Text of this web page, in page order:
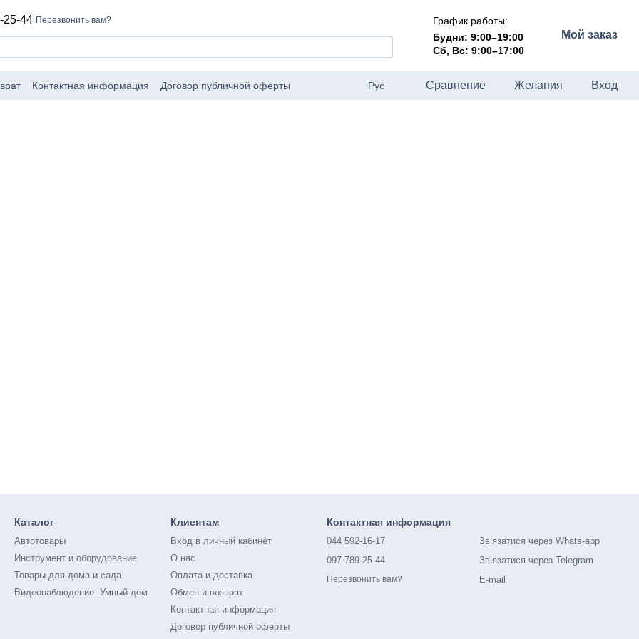
25-44 Перезвонить вам?
График работы:
Будни: 9:00–19:00
Сб, Вс: 9:00–17:00
Мой заказ
Контактная информация Договор публичной оферты Рус Сравнение Желания Вход
Каталог
Автотовары
Инструмент и оборудование
Товары для дома и сада
Видеонаблюдение. Умный дом
Клиентам
Вход в личный кабинет
О нас
Оплата и доставка
Обмен и возврат
Контактная информация
Договор публичной оферты
Контактная информация
044 592-16-17
097 789-25-44
Перезвонить вам?
Зв’язатися через Whats-app
Зв’язатися через Telegram
E-mail